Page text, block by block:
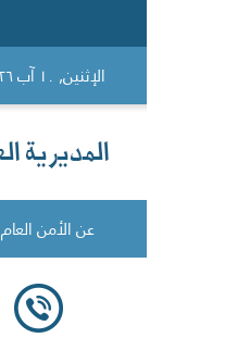
الإثنين, ١٠ آب ٢٠٢٦
عن الأمن العام